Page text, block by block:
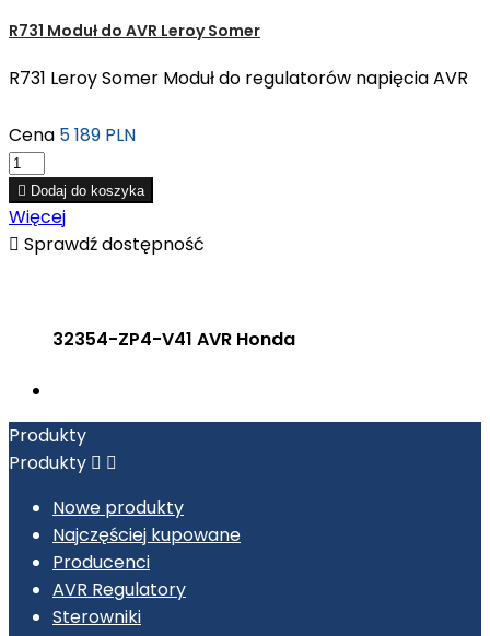
R731 Moduł do AVR Leroy Somer
R731 Leroy Somer Moduł do regulatorów napięcia AVR
Cena 5 189 PLN
 Dodaj do koszyka
Więcej
 Sprawdź dostępność
32354-ZP4-V41 AVR Honda
Produkty
Produkty  
Nowe produkty
Najczęściej kupowane
Producenci
AVR Regulatory
Sterowniki